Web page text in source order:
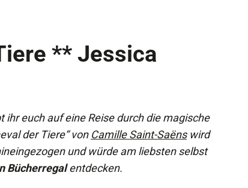
** Jessica
ihr euch auf eine Reise durch die magische
der Tiere“ von Camille Saint-Saënswird
und würde am liebsten selbst
Bücherregalentdecken.